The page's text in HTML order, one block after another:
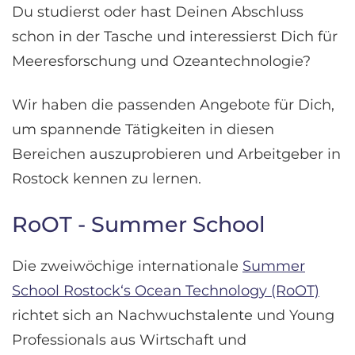
Du studierst oder hast Deinen Abschluss
schon in der Tasche und interessierst Dich für
Meeresforschung und Ozeantechnologie?
Wir haben die passenden Angebote für Dich,
um spannende Tätigkeiten in diesen
Bereichen auszuprobieren und Arbeitgeber in
Rostock kennen zu lernen.
RoOT - Summer School
Die zweiwöchige internationale Summer
School Rostock‘s Ocean Technology (RoOT)
richtet sich an Nachwuchstalente und Young
Professionals aus Wirtschaft und